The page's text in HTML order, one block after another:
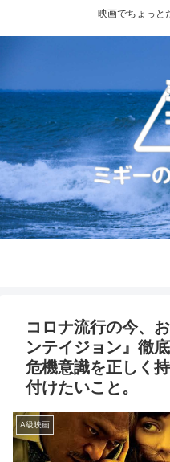
映画でちょっと
コロナ流行の今、
ンテイジョン』徹
危機意識を正しく
付けたいこと。
A級映画